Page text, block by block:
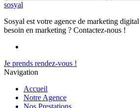
sosyal
Sosyal est votre agence de marketing
besoin en marketing ? Contactez-nous !
Je prends rendez-vous !
Navigation
Accueil
Notre Agence
Nos Prestations